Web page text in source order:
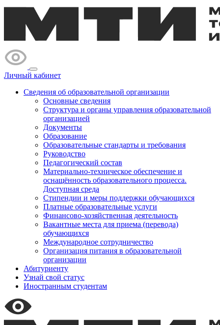
Личный кабинет
Сведения об образовательной организации
Основные сведения
Структура и органы управления образовательной
организацией
Документы
Образование
Образовательные стандарты и требования
Руководство
Педагогический состав
Материально-техническое обеспечение и
оснащённость образовательного процесса.
Доступная среда
Стипендии и меры поддержки обучающихся
Платные образовательные услуги
Финансово-хозяйственная деятельность
Вакантные места для приема (перевода)
обучающихся
Международное сотрудничество
Организация питания в образовательной
организации
Абитуриенту
Узнай свой статус
Иностранным студентам